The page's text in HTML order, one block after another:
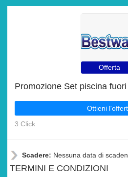
Offerta
Ottieni
3 Click
Scadere: Nessuna data di
TERMINI E CONDIZIONI